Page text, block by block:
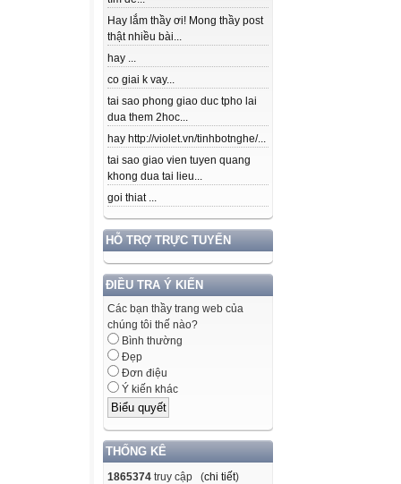
Hay lắm thầy ơi! Mong thầy post
thật nhiều bài...
hay ...
co giai k vay...
tai sao phong giao duc tpho lai
dua them 2hoc...
hay http://violet.vn/tinhbotnghe/...
tai sao giao vien tuyen quang
khong dua tai lieu...
goi thiat ...
HỖ TRỢ TRỰC TUYẾN
ĐIỀU TRA Ý KIẾN
Các bạn thầy trang web của
chúng tôi thế nào?
Bình thường
Đẹp
Đơn điệu
Ý kiến khác
THỐNG KÊ
1865374 truy cập (chi tiết)